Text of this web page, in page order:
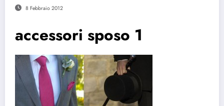
8 Febbraio 2012
accessori sposo 1